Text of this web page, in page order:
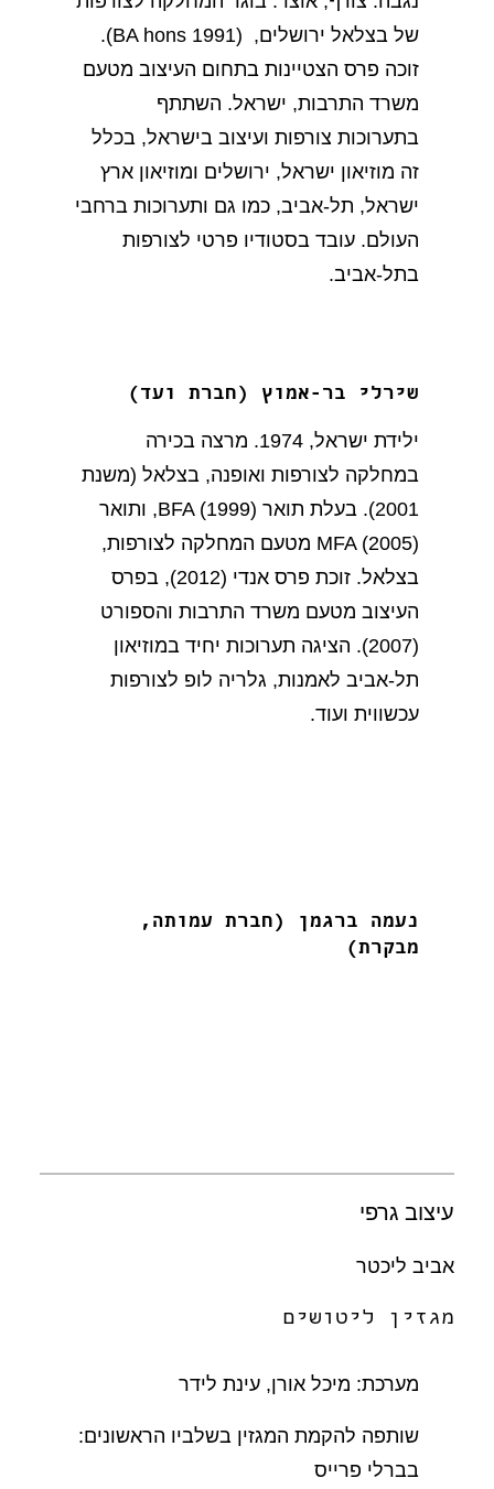
של בצלאל ירושלים, (BA hons 1991).
זוכה פרס הצטיינות בתחום העיצוב מטעם
משרד התרבות, ישראל. השתתף
בתערוכות צורפות ועיצוב בישראל, בכלל
זה מוזיאון ישראל, ירושלים ומוזיאון ארץ
ישראל, תל-אביב, כמו גם ותערוכות ברחבי
העולם. עובד בסטודיו פרטי לצורפות
בתל-אביב.
שירלי בר-אמוץ (חברת ועד)
ילידת ישראל, 1974. מרצה בכירה
במחלקה לצורפות ואופנה, בצלאל (משנת
2001). בעלת תואר BFA (1999), ותואר
MFA (2005) מטעם המחלקה לצורפות,
בצלאל. זוכת פרס אנדי (2012), בפרס
העיצוב מטעם משרד התרבות והספורט
(2007). הציגה תערוכות יחיד במוזיאון
תל-אביב לאמנות, גלריה לופ לצורפות
עכשווית ועוד.
נעמה ברגמן (חברת עמותה,
מבקרת)
עיצוב גרפי
אביב ליכטר
מגזין ליטושים
מערכת: מיכל אורן, עינת לידר
שותפה להקמת המגזין בשלביו הראשונים:
בברלי פרייס